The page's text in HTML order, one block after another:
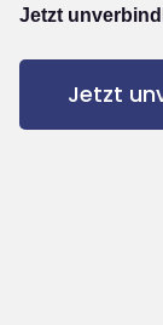
Jetzt
Jetzt